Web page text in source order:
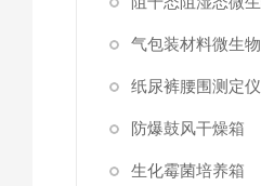
纸尿裤腰围测定仪
防爆鼓风干燥箱
生化霉菌培养箱